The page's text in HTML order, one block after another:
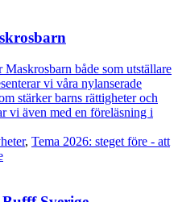
både som utställare
vi våra nylanserade
stärker barns rättigheter och
vi även med en föreläsning i
, Tema 2026: steget före - att